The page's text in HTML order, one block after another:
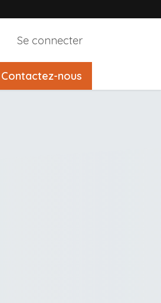
Se connecter
Contactez-nous